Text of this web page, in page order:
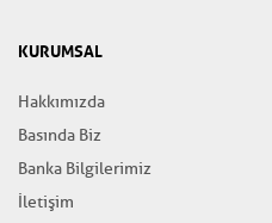
KURUMSAL
Hakkımızda
Basında Biz
Banka Bilgilerimiz
İletişim